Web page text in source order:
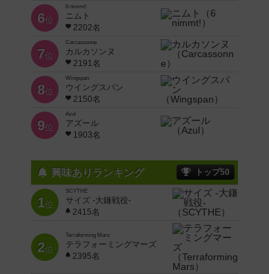
6位
6 nimmt!
ニムト
2202名
7位
Carcassonne
カルカソンヌ
2191名
8位
Wingspan
ウイングスパン
2150名
9位
Azul
アズール
1903名
興味ありランキング トップ50
1位
SCYTHE
サイズ -大鎌戦役-
2415名
2位
Terraforming Mars
テラフォーミングマーズ
2395名